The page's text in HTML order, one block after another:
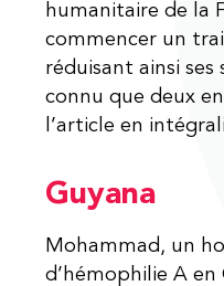
humanitaire de la
commencer un
réduisant ainsi ses
connu que deux
l’article en
Guyana
Mohammad, un
d’hémophilie A